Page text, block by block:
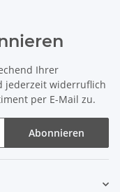
Ihrer
jederzeit widerruflich
per E-Mail zu.
Abonnieren